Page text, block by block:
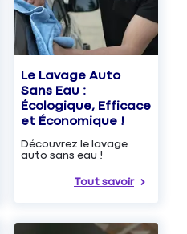
Le Lavage Auto
Sans Eau :
Écologique, Efficace
et Économique !
Découvrez le lavage
auto sans eau !
Tout savoir